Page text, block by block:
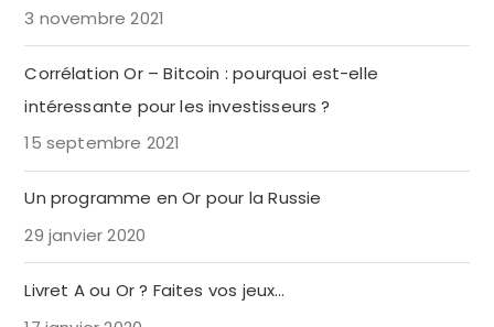
3 novembre 2021
Corrélation Or – Bitcoin : pourquoi est-elle
intéressante pour les investisseurs ?
15 septembre 2021
Un programme en Or pour la Russie
29 janvier 2020
Livret A ou Or ? Faites vos jeux…